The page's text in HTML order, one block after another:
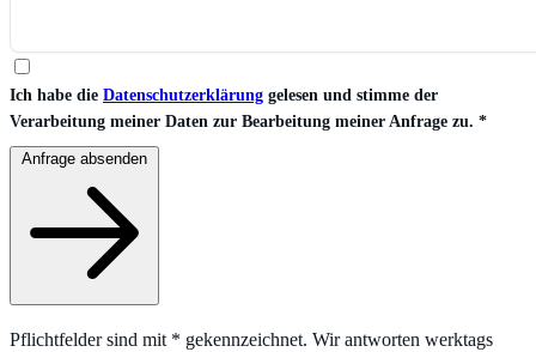
Ich habe die Datenschutzerklärung gelesen und stimme der
Verarbeitung meiner Daten zur Bearbeitung meiner Anfrage zu. *
Pflichtfelder sind mit * gekennzeichnet. Wir antworten werktags